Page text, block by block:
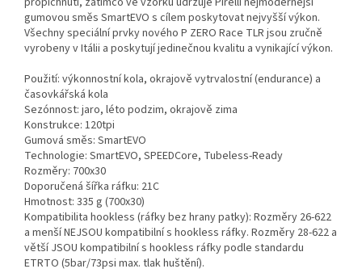
gumovou směs SmartEVO s cílem poskytovat nejvyšší výkon.
Všechny speciální prvky nového P ZERO Race TLR jsou zručně
vyrobeny v Itálii a poskytují jedinečnou kvalitu a vynikající výkon.
Použití: výkonnostní kola, okrajově vytrvalostní (endurance) a
časovkářská kola
Sezónnost: jaro, léto podzim, okrajově zima
Konstrukce: 120tpi
Gumová směs: SmartEVO
Technologie: SmartEVO, SPEEDCore, Tubeless-Ready
Rozměry: 700x30
Doporučená šířka ráfku: 21C
Hmotnost: 335 g (700x30)
Kompatibilita hookless (ráfky bez hrany patky): Rozměry 26-622
a menší NEJSOU kompatibilní s hookless ráfky. Rozměry 28-622 a
větší JSOU kompatibilní s hookless ráfky podle standardu
ETRTO (5bar/73psi max. tlak huštění).